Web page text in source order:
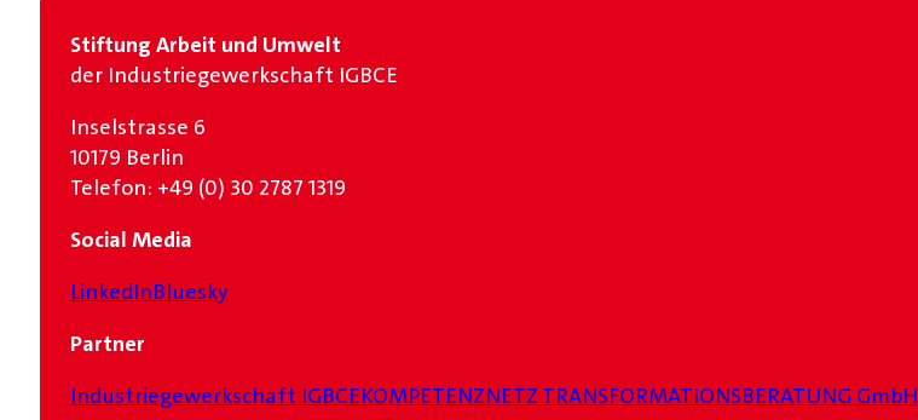
Stiftung Arbeit und Umwelt
der Industrie­gewerkschaft IGBCE
Inselstrasse 6
10179 Berlin
Telefon: +49 (0) 30 2787 1319
Social Media
LinkedInBluesky
Partner
Industrie­gewerkschaft IGBCEKOMPETENZNETZ TRANSFORMATIONSBERATUNG GmbH